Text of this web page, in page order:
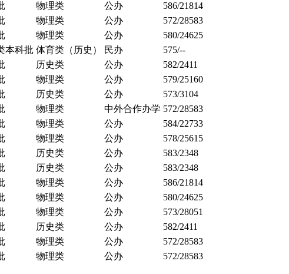
物理类 公办
586/21814
物理类 公办
572/28583
物理类 公办
580/24625
本科批 体育类（历史） 民办
575/--
历史类 公办
582/2411
物理类 公办
579/25160
历史类 公办
573/3104
物理类 中外合作办学 572/28583
物理类 公办
584/22733
物理类 公办
578/25615
历史类 公办
583/2348
历史类 公办
583/2348
物理类 公办
586/21814
物理类 公办
580/24625
物理类 公办
573/28051
历史类 公办
582/2411
物理类 公办
572/28583
物理类 公办 572/28583